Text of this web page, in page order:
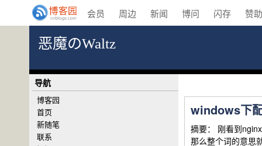
会员 周边 新闻 博问 闪存 赞
恶魔のWaltz
windows下
摘要： 刚看到
那么整个词的意思
导航
博客园
首页
新随笔
联系